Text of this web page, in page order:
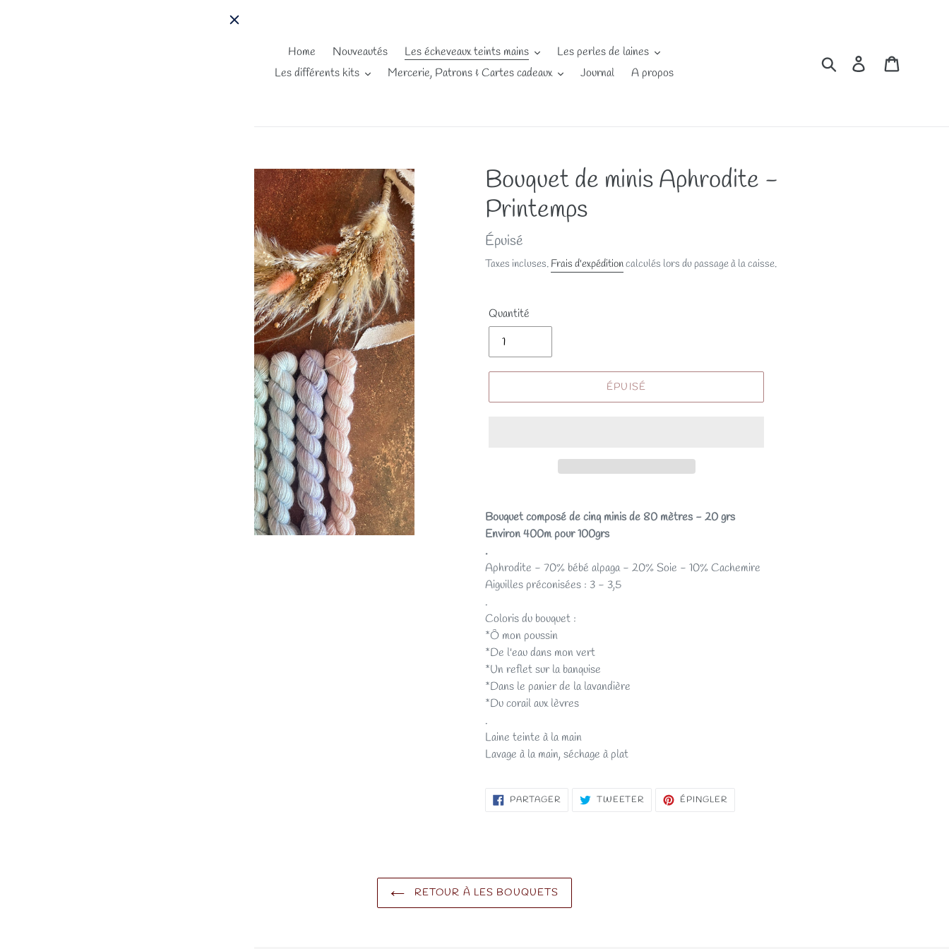
Home Nouveautés Les écheveaux teints mains
Les perles de laines
Les différents kits
Mercerie, Patrons & Cartes cadeaux Journal A propos
RechercherSe connecter
Bouquet de minis Aphrodite -
Printemps
Prix
normal
Épuisé
Taxes incluses. Frais d'expéditioncalculés lors du passage à la caisse.
Quantité
ÉPUISÉ
Bouquet composé de cinq minis de 80 mètres - 20 grs
Environ 400m pour 100grs
.
Aphrodite - 70% bébé alpaga - 20% Soie - 10% Cachemire
Aiguilles préconisées : 3 - 3,5
.
Coloris du bouquet :
*Ô mon poussin
*De l'eau dans mon vert
*Un reflet sur la banquise
*Dans le panier de la lavandière
*Du corail aux lèvres
.
Laine teinte à la main
Lavage à la main, séchage à plat
PARTAGERPARTAGER
SUR
TWEETER TWEETERÉPINGLER
RETOUR À LES BOUQUETS